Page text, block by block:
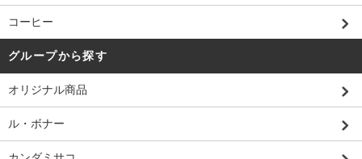
コーヒー
グループから探す
オリジナル商品
ル・ボナー